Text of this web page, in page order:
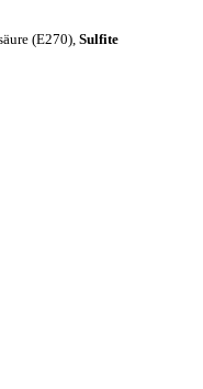
(E270), Sulfite